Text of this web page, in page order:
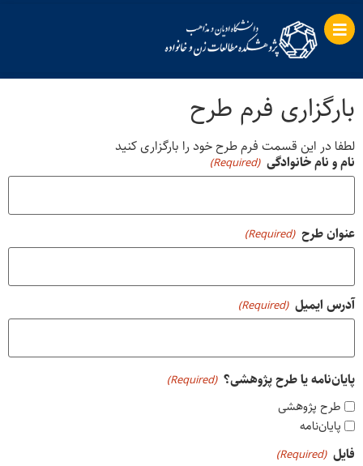
بارگزاری فرم طرح
لطفا در این قسمت فرم طرح خود را بارگزاری کنید
نام و نام خانوادگی (Required)
عنوان طرح (Required)
آدرس ایمیل (Required)
پایان‌نامه یا طرح پژوهشی؟ (Required)
طرح پژوهشی
پایان‌نامه
فایل (Required)